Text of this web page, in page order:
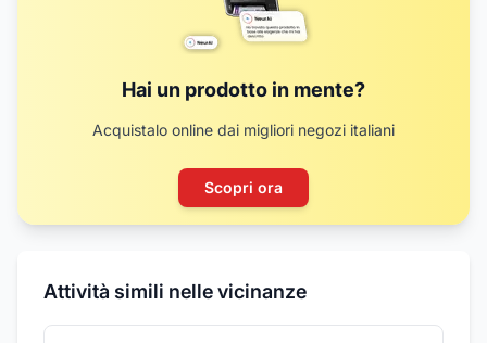
Hai un prodotto in mente?
Acquistalo online dai migliori negozi italiani
Scopri ora
Attività simili nelle vicinanze